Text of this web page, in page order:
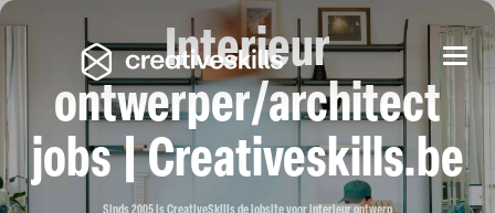
Interieur
ontwerper/architect
jobs | Creativeskills.be